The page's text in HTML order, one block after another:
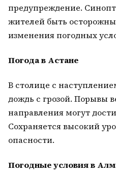
предупреждение.
жителей быть
изменения погодных
Погода в Астане
В столице с
дождь с грозой. Порывы
направления могут
Сохраняется высокий
опасности.
Погодные условия в